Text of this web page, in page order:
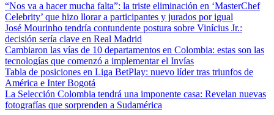
“Nos va a hacer mucha falta”: la triste eliminación en ‘MasterChef
Celebrity’ que hizo llorar a participantes y jurados por igual
José Mourinho tendría contundente postura sobre Vinícius Jr.:
decisión sería clave en Real Madrid
Cambiaron las vías de 10 departamentos en Colombia: estas son las
tecnologías que comenzó a implementar el Invías
Tabla de posiciones en Liga BetPlay: nuevo líder tras triunfos de
América e Inter Bogotá
La Selección Colombia tendrá una imponente casa: Revelan nuevas
fotografías que sorprenden a Sudamérica